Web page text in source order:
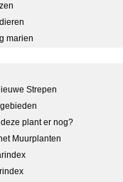
marien
Strepen
plant er nog?
Muurplanten